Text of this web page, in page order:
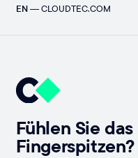
EN —CLOUDTEC.COM
Fühlen Sie
Fingerspitzen?